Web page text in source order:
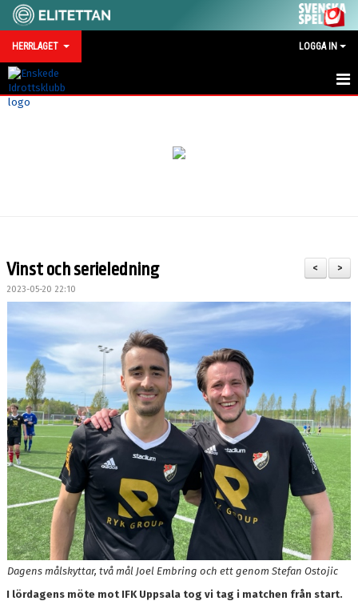
HERRLAGET LOGGA IN
HEM
BILDGALLERI
TRÄNINGSMATCHER 2026
KONTAKT
PARTNER
PLACERINGAR I DIV 2/DIV 1
>
<
Vinst och serieledning
2023-05-20 22:10
Dagens målskyttar, två mål Joel Embring och ett genom Stefan Ostojic
I lördagens möte mot IFK Uppsala tog vi tag i matchen från start.